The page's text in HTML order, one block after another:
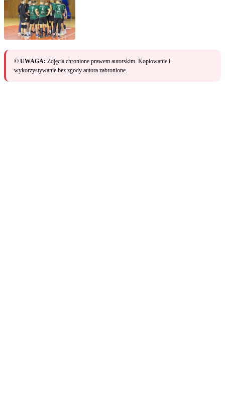
© UWAGA: Zdjęcia chronione prawem autorskim. Kopiowanie i
wykorzystywanie bez zgody autora zabronione.